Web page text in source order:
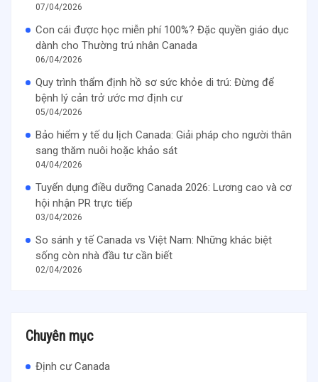
07/04/2026
Con cái được học miễn phí 100%? Đặc quyền giáo dục
dành cho Thường trú nhân Canada
06/04/2026
Quy trình thẩm định hồ sơ sức khỏe di trú: Đừng để
bệnh lý cản trở ước mơ định cư
05/04/2026
Bảo hiểm y tế du lịch Canada: Giải pháp cho người thân
sang thăm nuôi hoặc khảo sát
04/04/2026
Tuyển dụng điều dưỡng Canada 2026: Lương cao và cơ
hội nhận PR trực tiếp
03/04/2026
So sánh y tế Canada vs Việt Nam: Những khác biệt
sống còn nhà đầu tư cần biết
02/04/2026
Chuyên mục
Định cư Canada